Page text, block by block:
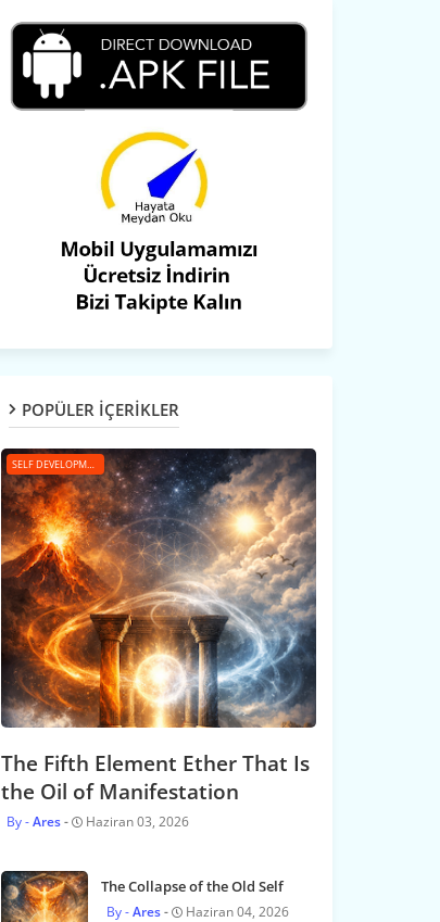
POPÜLER İÇERİKLER
SELF DEVELOPMENT
The Fifth Element Ether That Is
the Oil of Manifestation
Ares Haziran 03, 2026
The Collapse of the Old Self
Ares Haziran 04, 2026